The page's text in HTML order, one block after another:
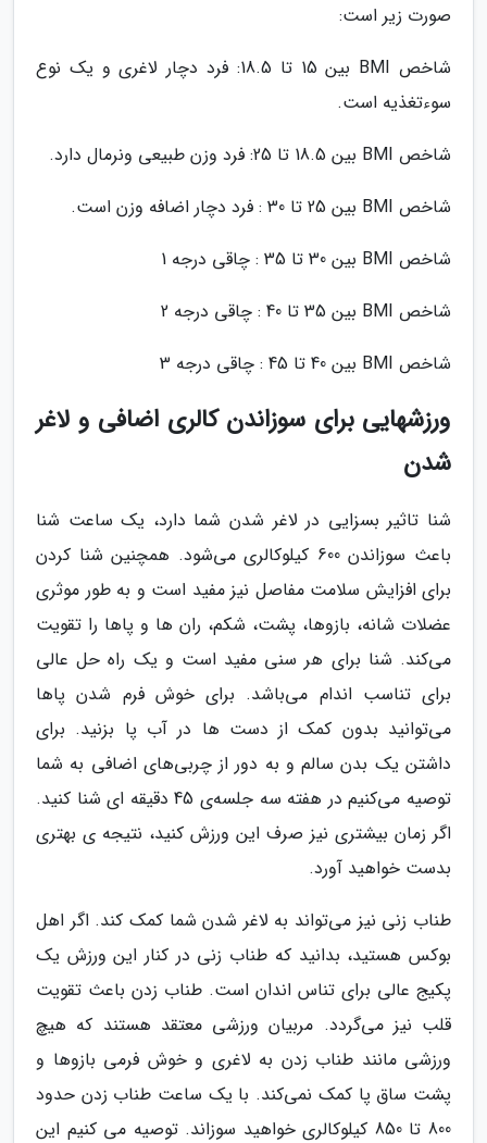
صورت زیر است:
شاخص BMI بین 15 تا 18.5: فرد دچار لاغری و یک نوع
سوءتغذیه است.
شاخص BMI بین 18.5 تا 25: فرد وزن طبیعی ونرمال دارد.
شاخص BMI بین 25 تا 30 : فرد دچار اضافه وزن است.
شاخص BMI بین 30 تا 35 : چاقی درجه 1
شاخص BMI بین 35 تا 40 : چاقی درجه 2
شاخص BMI بین 40 تا 45 : چاقی درجه 3
ورزشهایی برای سوزاندن کالری اضافی و لاغر
شدن
شنا تاثیر بسزایی در لاغر شدن شما دارد، یک ساعت شنا
باعث سوزاندن 600 کیلوکالری می‌شود. همچنین شنا کردن
برای افزایش سلامت مفاصل نیز مفید است و به طور موثری
عضلات شانه، بازوها، پشت، شکم، ران ها و پاها را تقویت
می‌کند. شنا برای هر سنی مفید است و یک راه حل عالی
برای تناسب اندام می‌باشد. برای خوش فرم شدن پاها
می‌توانید بدون کمک از دست ها در آب پا بزنید. برای
داشتن یک بدن سالم و به دور از چربی‌های اضافی به شما
توصیه می‌کنیم در هفته سه جلسه‌ی 45 دقیقه ای شنا کنید.
اگر زمان بیشتری نیز صرف این ورزش کنید، نتیجه ی بهتری
بدست خواهید آورد.
طناب زنی نیز می‌تواند به لاغر شدن شما کمک کند. اگر اهل
بوکس هستید، بدانید که طناب زنی در کنار این ورزش یک
پکیج عالی برای تناس اندان است. طناب زدن باعث تقویت
قلب نیز می‌گردد. مربیان ورزشی معتقد هستند که هیچ
ورزشی مانند طناب زدن به لاغری و خوش فرمی بازوها و
پشت ساق پا کمک نمی‌کند. با یک ساعت طناب زدن حدود
800 تا 850 کیلوکالری خواهید سوزاند. توصیه می کنیم این